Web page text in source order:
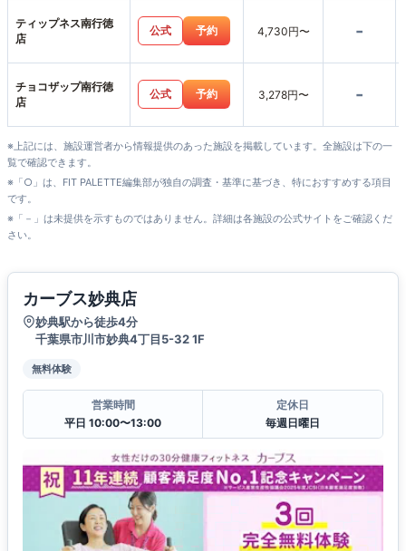
ティップネス南行徳
店
公式 予約 4,730円〜 -
チョコザップ南行徳
店
公式 予約 3,278円〜 -
※上記には、施設運営者から情報提供のあった施設を掲載しています。全施設は下の一
覧で確認できます。
※「○」は、FIT PALETTE編集部が独自の調査・基準に基づき、特におすすめする項目
です。
※「－」は未提供を示すものではありません。詳細は各施設の公式サイトをご確認くだ
さい。
カーブス妙典店
妙典駅から徒歩4分
千葉県市川市妙典4丁目5-32 1F
無料体験
営業時間
平日 10:00〜13:00
定休日
毎週日曜日